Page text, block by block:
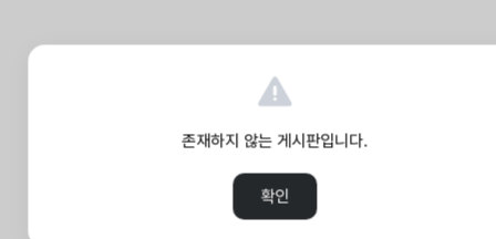
존재하지 않는 게시판입니다.
확인